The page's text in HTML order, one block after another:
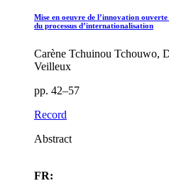
Mise en oeuvre de l’innovation
du processus d’internationalisation
Carène Tchuinou Tchouwo,
Veilleux
pp. 42–57
Record
Abstract
FR: